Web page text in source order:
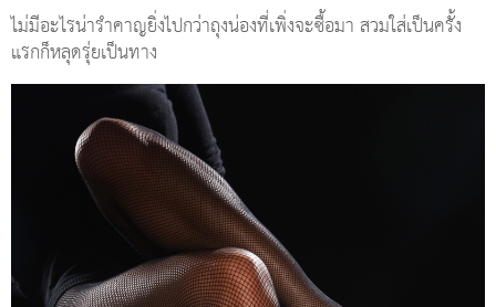
ไม่มีอะไรน่ารำคาญยิ่งไปกว่าถุงน่องที่เพิ่งจะซื้อมา สวมใส่เป็นครั้ง
แรกก็หลุดรุ่ยเป็นทาง